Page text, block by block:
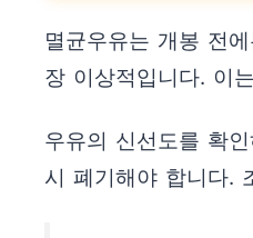
멸균우유는 개봉 전
장 이상적입니다. 이
우유의 신선도를 확
시 폐기해야 합니다.